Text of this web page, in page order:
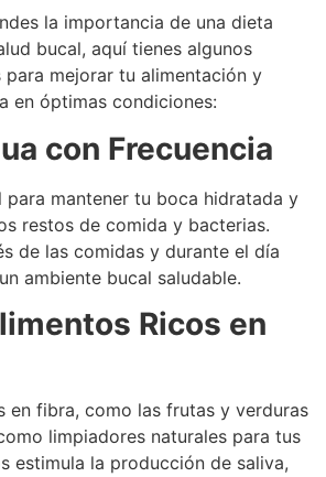
la importancia de una dieta
bucal, aquí tienes algunos
mejorar tu alimentación y
en óptimas condiciones:
con Frecuencia
para mantener tu boca hidratada y
restos de comida y bacterias.
de las comidas y durante el día
ambiente bucal saludable.
Ricos en
en fibra, como las frutas y verduras
limpiadores naturales para tus
estimula la producción de saliva,